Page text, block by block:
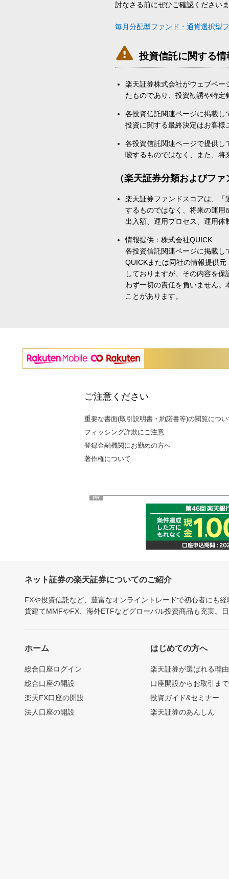
討なさる前にぜひご確認ください
毎月分配型ファンド・通貨選択型
 投資信託に関する
楽天証券株式会社がウェブペ
たものであり、投資勧誘や特
各投資信託関連ページに掲載
投資に関する最終決定はお客
各投資信託関連ページで提供
唆するものではなく、また、
（楽天証券分類およびフ
楽天証券ファンドスコアは、
するものではなく、将来の運
出入額、運用プロセス、運用
情報提供：株式会社QUICK
各投資信託関連ページに掲載
QUICKまたは同社の情報提供
しておりますが、その内容を
わず一切の責任を負いません
ことがあります。
ご注意ください
重要な書面(取引説明書・約諾書等)の閲覧につ
フィッシング詐欺にご注意
登録金融機関にお勤めの方へ
著作権について
PR
ネット証券の楽天証券についてのご紹介
FXや投資信託など、豊富なオンライントレードで初心者にも
貨建てMMFやFX、海外ETFなどグローバル投資商品も充実。
ホーム
総合口座ログイン
総合口座の開設
楽天FX口座の開設
法人口座の開設
はじめての方へ
楽天証券が選ばれる理由
口座開設からお取引ま
投資ガイド&セミナー
楽天証券のあんしん